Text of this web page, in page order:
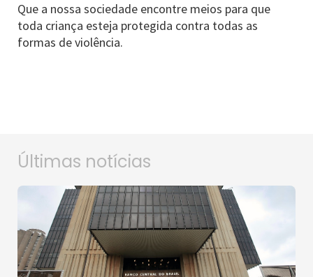
Que a nossa sociedade encontre meios para que
toda criança esteja protegida contra todas as
formas de violência.
Últimas notícias